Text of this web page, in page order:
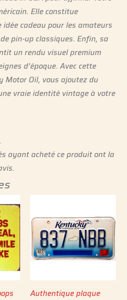
Elle constitue
idée cadeau pour les amateurs
pin-up classiques. Enfin, sa
un rendu visuel premium
d’époque. Avec cette
Motor Oil, vous ajoutez du
vraie identité vintage à votre
ayant acheté ce produit ont la
Authentique plaque